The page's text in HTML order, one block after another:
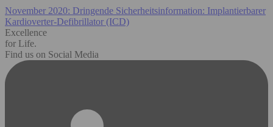
November 2020: Dringende Sicherheitsinformation: Implantierbarer
Kardioverter-Defibrillator (ICD)
Excellence
for Life.
Find us on Social Media